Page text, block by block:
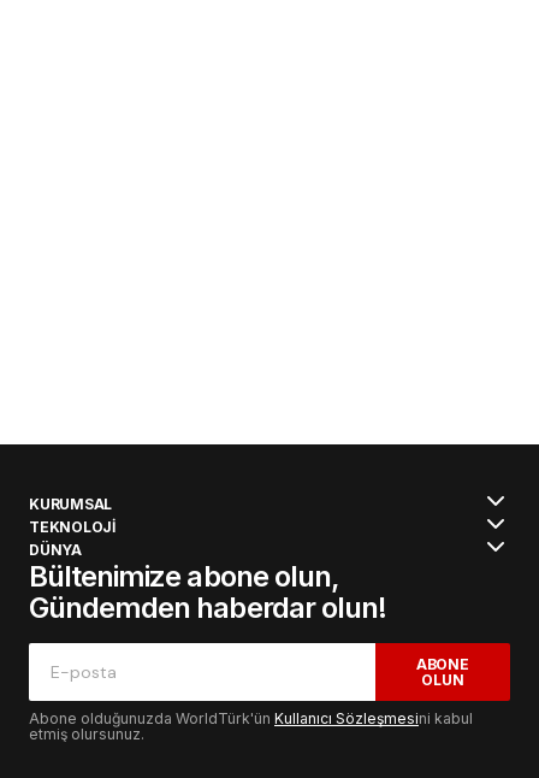
KURUMSAL
TEKNOLOJİ
DÜNYA
Bültenimize abone olun,
Gündemden haberdar olun!
ABONE
OLUN
Abone olduğunuzda WorldTürk'ün Kullanıcı Sözleşmesini kabul
etmiş olursunuz.